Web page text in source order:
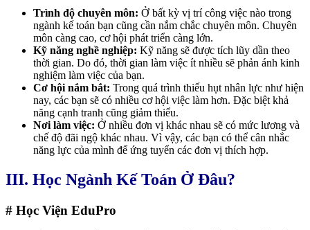
Trình độ chuyên môn: Ở bất kỳ vị trí công việc nào trong
ngành kế toán bạn cũng cần nắm chắc chuyên môn. Chuyên
môn càng cao, cơ hội phát triển càng lớn.
Kỹ năng nghề nghiệp: Kỹ năng sẽ được tích lũy dần theo
thời gian. Do đó, thời gian làm việc ít nhiều sẽ phản ánh kinh
nghiệm làm việc của bạn.
Cơ hội nắm bắt: Trong quá trình thiếu hụt nhân lực như hiện
nay, các bạn sẽ có nhiều cơ hội việc làm hơn. Đặc biệt khả
năng cạnh tranh cũng giảm thiểu.
Nơi làm việc: Ở nhiều đơn vị khác nhau sẽ có mức lương và
chế độ đãi ngộ khác nhau. Vì vậy, các bạn có thể cân nhắc
năng lực của mình để ứng tuyển các đơn vị thích hợp.
III. Học Ngành Kế Toán Ở Đâu?
# Học Viện EduPro